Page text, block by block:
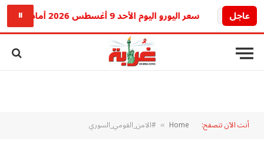
عاجل سعر اليورو اليوم الأحد 9 أغسطس 2026 أمام الجنيه المصري.. تراجع جديد في البنوك ⏸
أنت الآن تتصفح: Home
» #الامن_القومي_السوري